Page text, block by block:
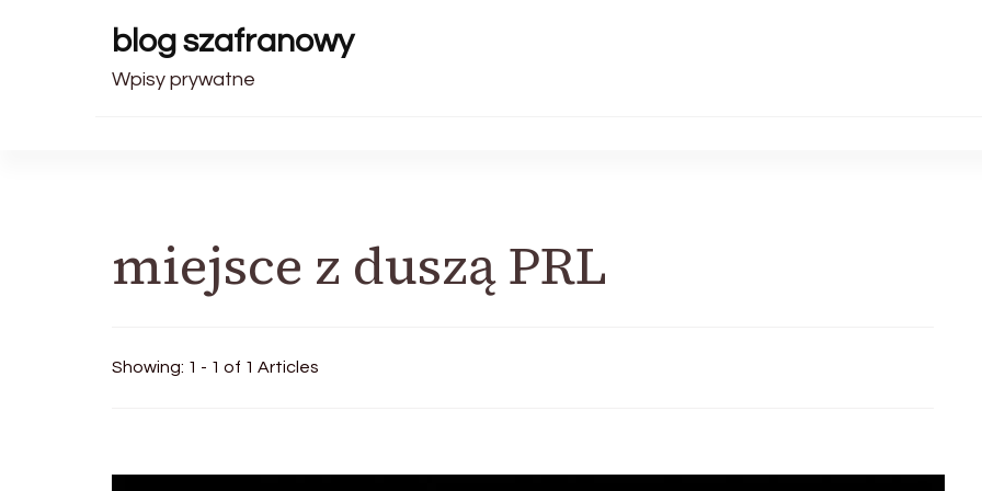
blog szafranowy
Wpisy prywatne
miejsce z duszą PRL
Showing: 1 - 1 of 1 Articles